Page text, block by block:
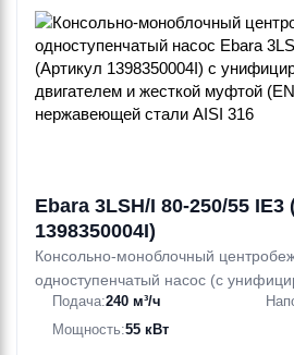
Ebara 3LSH/I 80-250/55 IE3
1398350004I)
Консольно-моноблочный
одноступенчатый насос (с
и жесткой муфтой (EN 733)) из
316
Подача:240 м³/ч
Мощность:55 кВт